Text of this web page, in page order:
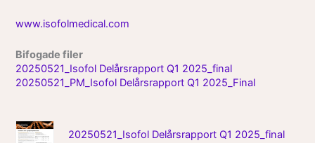
www.isofolmedical.com
Bifogade filer
20250521_Isofol Delårsrapport Q1 2025_final
20250521_PM_Isofol Delårsrapport Q1 2025_Final
20250521_Isofol Delårsrapport Q1 2025_final